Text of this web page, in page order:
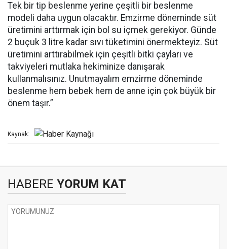
Tek bir tip beslenme yerine çeşitli bir beslenme
modeli daha uygun olacaktır. Emzirme döneminde süt
üretimini arttırmak için bol su içmek gerekiyor. Günde
2 buçuk 3 litre kadar sıvı tüketimini önermekteyiz. Süt
üretimini arttırabilmek için çeşitli bitki çayları ve
takviyeleri mutlaka hekiminize danışarak
kullanmalısınız. Unutmayalım emzirme döneminde
beslenme hem bebek hem de anne için çok büyük bir
önem taşır.”
Kaynak:
HABERE YORUM KAT